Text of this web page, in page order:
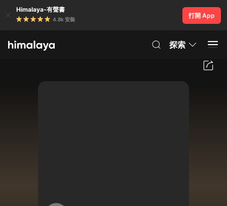
Himalaya-有聲書
4.8k 安裝
打開 App
探索